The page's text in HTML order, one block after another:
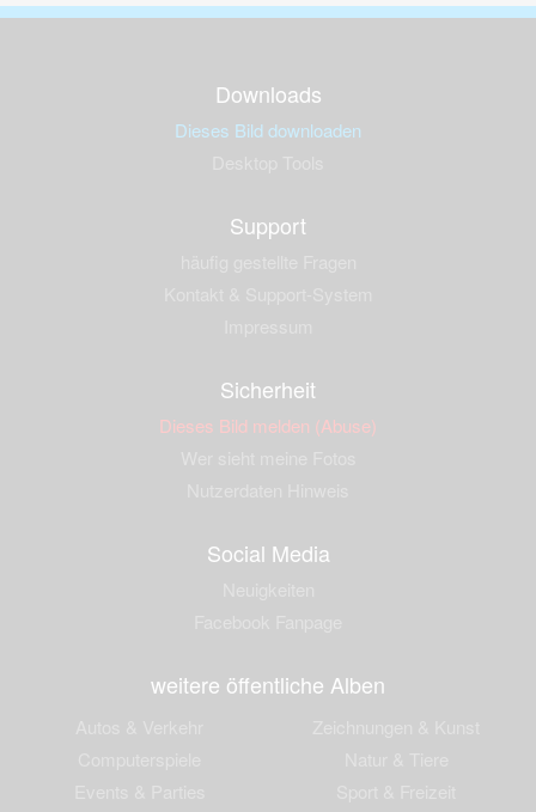
Downloads
Dieses Bild downloaden
Support
Sicherheit
Dieses Bild melden (Abuse)
Social Media
weitere öffentliche Alben